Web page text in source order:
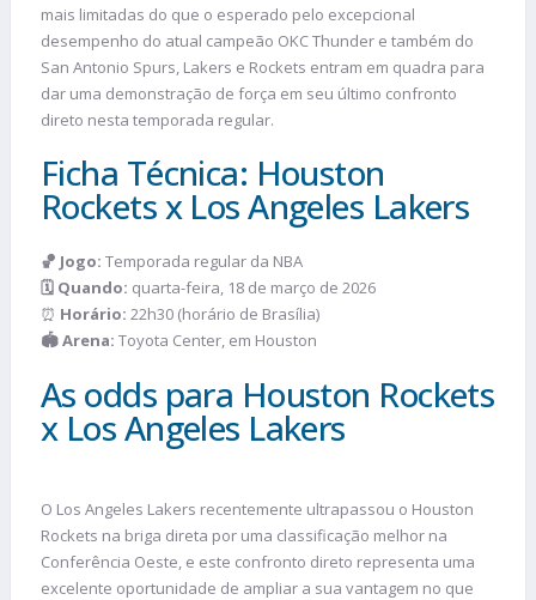
mais limitadas do que o esperado pelo excepcional
desempenho do atual campeão OKC Thunder e também do
San Antonio Spurs, Lakers e Rockets entram em quadra para
dar uma demonstração de força em seu último confronto
direto nesta temporada regular.
Ficha Técnica: Houston
Rockets x Los Angeles Lakers
🏀 Jogo: Temporada regular da NBA
🗓️ Quando: quarta-feira, 18 de março de 2026
⏰ Horário: 22h30 (horário de Brasília)
🏟️ Arena: Toyota Center, em Houston
As odds para Houston Rockets
x Los Angeles Lakers
O Los Angeles Lakers recentemente ultrapassou o Houston
Rockets na briga direta por uma classificação melhor na
Conferência Oeste, e este confronto direto representa uma
excelente oportunidade de ampliar a sua vantagem no que